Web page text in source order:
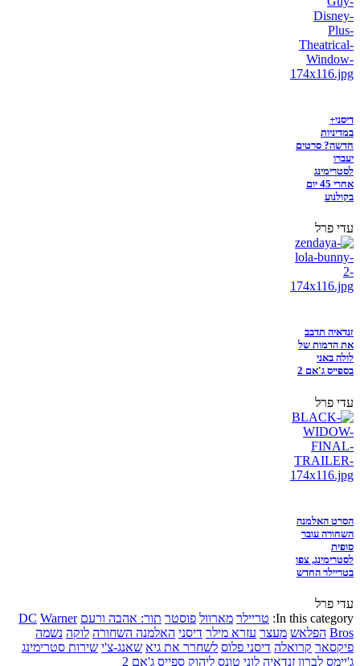
דיסני+
במדיניות
חדשה? סרטים
יעברו
לסטרימינג
אחרי 45 יום
בקולנוע
עדי פרל
זנדאיה תדבב
את הדמות של
לולה באני
בספייס ג'אם 2
עדי פרל
הסרט האלמנה
השחורה עובר
סופית
לסטרימינג, צפו
בטריילר החדש
עדי פרל
In this category: טריילר מארוול פוסטר תור: אהבה ורעם DC Warner
Bros הפלאש מעצר עזרא מילר דיסני האלמנה השחורה לוקה נשמה
פיקסאר קרואלה דיסני פלוס לשחרר את גיא שאנג-צ'י שירות סטרימינג
ג'יימס לברון זנדאיה לוני טונס ליהוק ספייס ג'אם 2